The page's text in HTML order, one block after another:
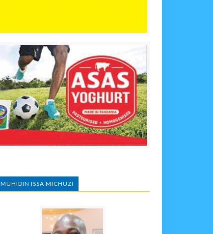
MUHIDIN ISSA MICHUZI